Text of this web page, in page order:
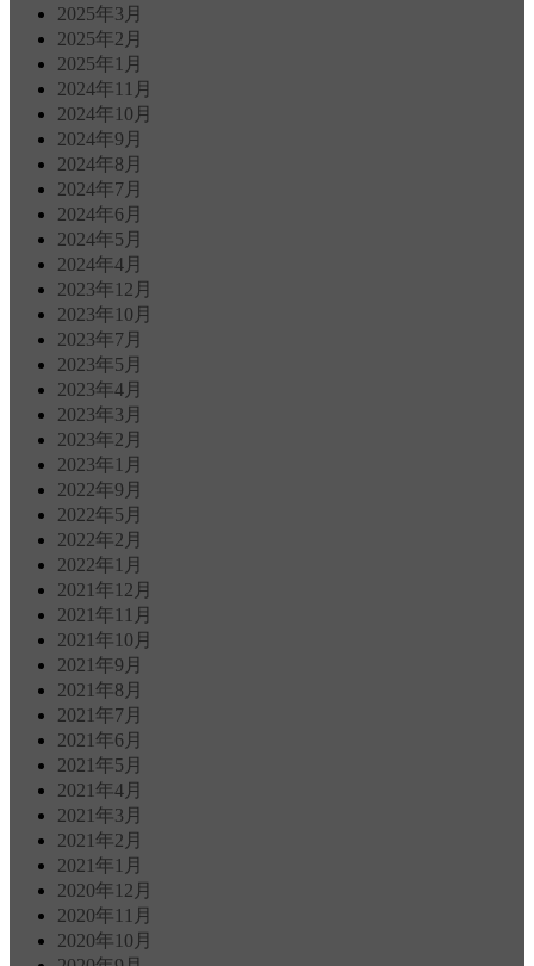
2025年3月
2025年2月
2025年1月
2024年11月
2024年10月
2024年9月
2024年8月
2024年7月
2024年6月
2024年5月
2024年4月
2023年12月
2023年10月
2023年7月
2023年5月
2023年4月
2023年3月
2023年2月
2023年1月
2022年9月
2022年5月
2022年2月
2022年1月
2021年12月
2021年11月
2021年10月
2021年9月
2021年8月
2021年7月
2021年6月
2021年5月
2021年4月
2021年3月
2021年2月
2021年1月
2020年12月
2020年11月
2020年10月